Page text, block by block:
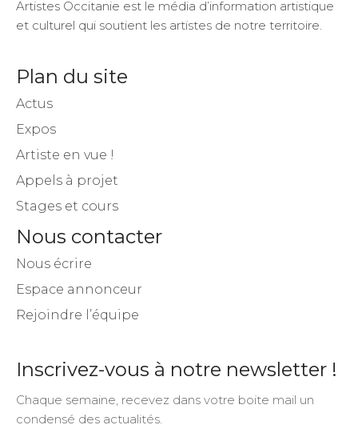
Artistes Occitanie est le média d’information artistique
et culturel qui soutient les artistes de notre territoire.
Plan du site
Actus
Expos
Artiste en vue !
Appels à projet
Stages et cours
Nous contacter
Nous écrire
Espace annonceur
Rejoindre l’équipe
Inscrivez-vous à notre newsletter !
Chaque semaine, recevez dans votre boite mail un
condensé des actualités.